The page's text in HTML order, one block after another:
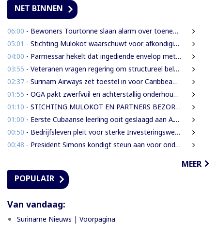
NET BINNEN
06:00 - Bewoners Tourtonne slaan alarm over toenemende prostitutie, drugshandel en overlast door vreemdelingen
05:01 - Stichting Mulokot waarschuwt voor afkondiging 5-kilometerstraalwet
04:00 - Parmessar hekelt dat ingediende envelop met vermogensinformatie van DNA-lid vermoedelijk is opengemaakt
03:55 - Veteranen vragen regering om structureel beleid en meer ondersteuning
02:37 - Surinam Airways zet toestel in voor Caribbean Premier League crickettoernooi
01:55 - OGA pakt zwerfvuil en achterstallig onderhoud gezamenlijk aan
01:10 - STICHTING MULOKOT EN PARTNERS BEZORGD OVER VOORGENOMEN AFKONDIGING 5-KILOMETER-STRAALWET
01:00 - Eerste Cubaanse leerling ooit geslaagd aan A.T. Calorschool
00:50 - Bedrijfsleven pleit voor sterke Investeringswet en onafhankelijke SITA
00:48 - President Simons kondigt steun aan voor onderzoek naar cultureel erfgoed
MEER
POPULAIR
Van vandaag:
Suriname Nieuws | Voorpagina